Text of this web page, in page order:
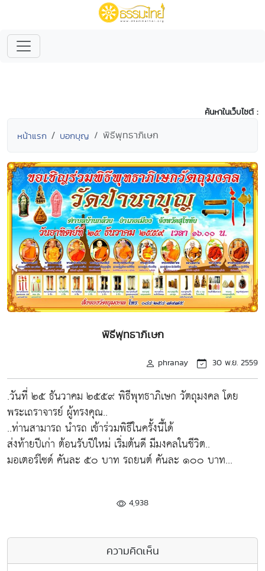
ค้นหาในเว็บไซต์ :
หน้าแรก บอกบุญ พิธีพุทธาภิเษก
พิธีพุทธาภิเษก
phranay 30 พ.ย. 2559
.วันที่ ๒๕ ธันวาคม ๒๕๕๙ พิธีพุทธาภิเษก วัตถุมงคล โดย
พระเถราจารย์ ผู้ทรงคุณ..
..ท่านสามารถ นำรถ เข้าร่วมพิธีในครั้งนี้ได้
ส่งท้ายปีเก่า ต้อนรับปีใหม่ เริ่มต้นดี มีมงคลในชีวิต..
มอเตอร์ไซด์ คันละ ๕๐ บาท รถยนต์ คันละ ๑๐๐ บาท...
4,938
ความคิดเห็น